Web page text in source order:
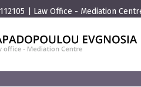
Law Office - Mediation